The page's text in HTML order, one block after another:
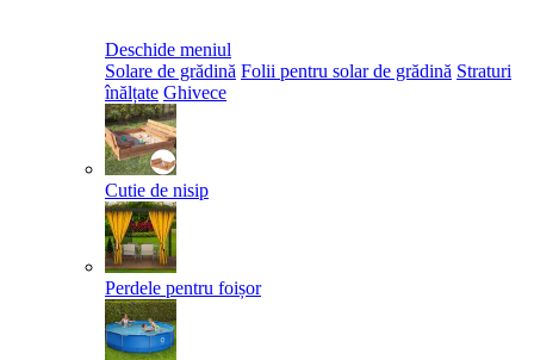
Deschide meniul
Solare de grădină Folii pentru solar de grădină Straturi
înălțate Ghivece
Cutie de nisip
Perdele pentru foișor